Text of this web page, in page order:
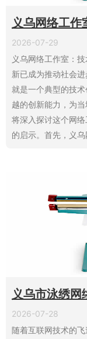
义乌网络工
2026-07-29
义乌网络工作室：
新已成为推动社会
就是一个典型的技
越的创新能力，为
将深入探讨这个网
的启示。首先，义乌
义乌市泳绣
2026-07-28
随着互联网技术的